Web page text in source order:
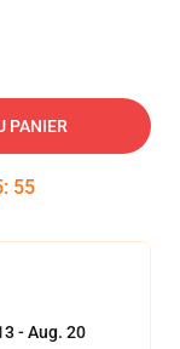
PANIER
: 54
- Aug. 20